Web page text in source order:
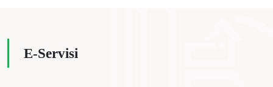
E-Servisi